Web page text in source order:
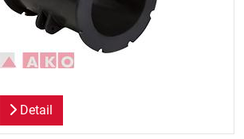
Detail